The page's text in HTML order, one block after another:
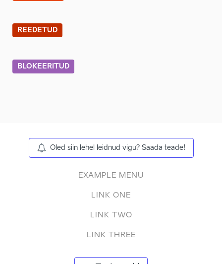
REEDETUD
BLOKEERITUD
Oled siin lehel leidnud vigu? Saada teade!
EXAMPLE MENU
LINK ONE
LINK TWO
LINK THREE